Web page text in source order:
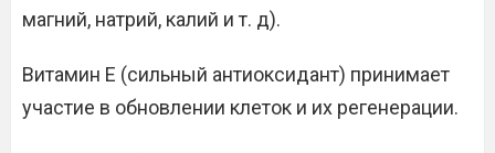
магний, натрий, калий и т. д).
Витамин Е (сильный антиоксидант) принимает
участие в обновлении клеток и их регенерации.